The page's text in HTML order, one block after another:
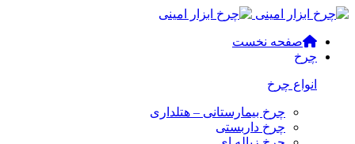
صفحه نخست
چرخ
انواع چرخ
چرخ بیمارستانی – هتلداری
چرخ داربستی